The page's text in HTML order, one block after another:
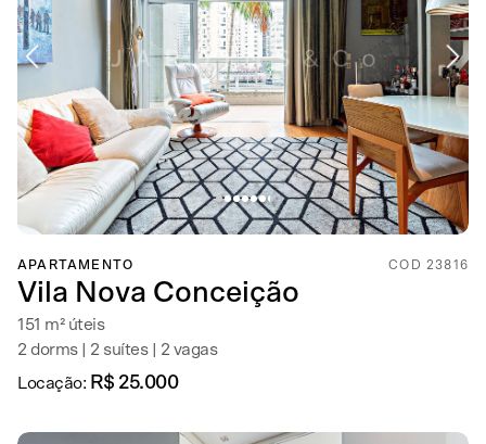
APARTAMENTO COD 23816
Vila Nova Conceição
151 m² úteis
2 dorms | 2 suítes | 2 vagas
Locação: R$ 25.000